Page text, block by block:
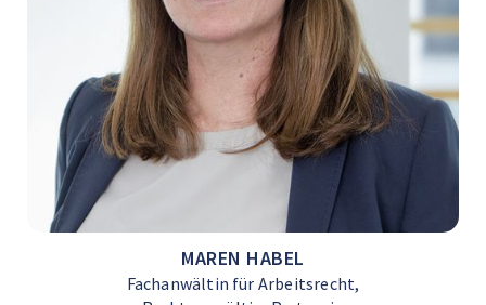
MAREN HABEL
Fachanwältin für Arbeitsrecht,